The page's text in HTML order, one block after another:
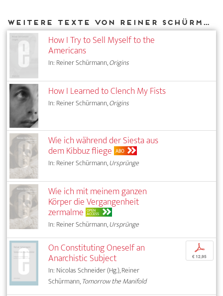
Weitere Texte von Reiner Schürmann bei DIAPHANES
How I Try to Sell Myself to the
Americans
In: Reiner Schürmann,Origins
How I Learned to Clench My Fists
In: Reiner Schürmann,Origins
Wie ich während der Siesta aus
dem Kibbuz fliege ABO
In: Reiner Schürmann,Ursprünge
Wie ich mit meinem ganzen
Körper die Vergangenheit
zermalme OPEN
ACCESS
In: Reiner Schürmann,Ursprünge
On Constituting Oneself an
Anarchistic Subject
In: Nicolas Schneider (Hg.), Reiner
Schürmann,Tomorrow the Manifold
p
€ 12,95